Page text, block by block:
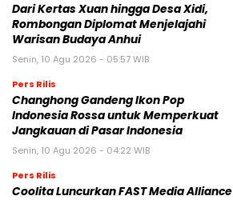
Dari Kertas Xuan hingga Desa Xidi,
Rombongan Diplomat Menjelajahi
Warisan Budaya Anhui
Senin, 10 Agu 2026 - 05:57 WIB
Pers Rilis
Changhong Gandeng Ikon Pop
Indonesia Rossa untuk Memperkuat
Jangkauan di Pasar Indonesia
Senin, 10 Agu 2026 - 04:22 WIB
Pers Rilis
Coolita Luncurkan FAST Media Alliance